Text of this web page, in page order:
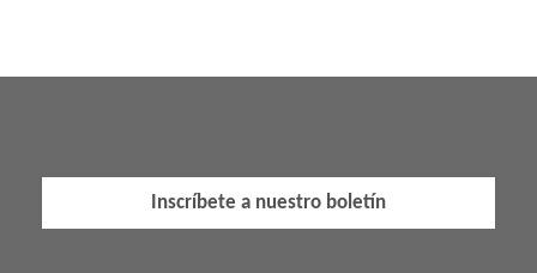
Inscríbete a nuestro boletín